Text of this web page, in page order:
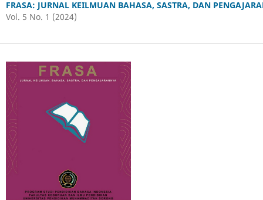
FRASA: JURNAL KEILMUAN BAHASA, SASTRA, DAN
Vol. 5 No. 1 (2024)